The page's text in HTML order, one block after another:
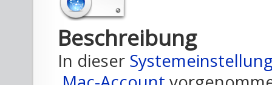
Beschreibung
In dieser